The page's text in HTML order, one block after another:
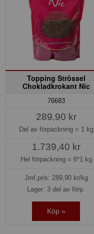
Topping Strössel
Chokladkrokant Nic
76683
289,90 kr
Del av förpackning = 1 kg
1.739,40 kr
Hel förpackning = 6*1 kg
Jmf.pris: 289,90kr/kg
Lager: 3 del av förp.
Köp »